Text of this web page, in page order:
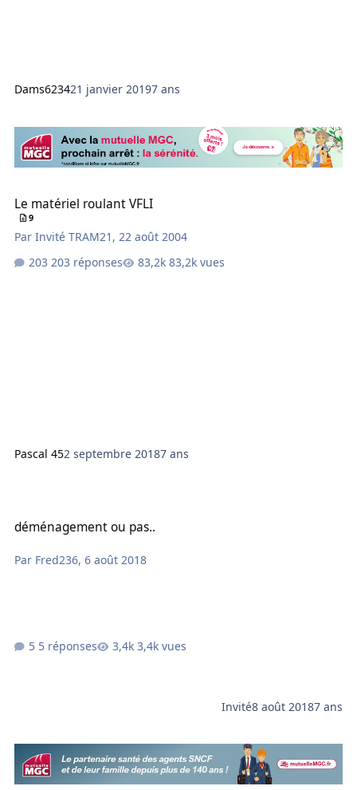
Dams623421 janvier 20197 ans
Le matériel roulant VFLI
9
ParInvité TRAM21 ,22 août 2004
203 réponses
83,2k vues
Pascal 452 septembre 20187 ans
déménagement ou pas..
Par Fred236,6 août 2018
5 réponses 3,4k vues
Invité8 août 20187 ans